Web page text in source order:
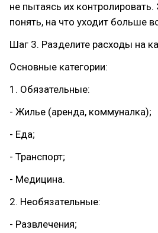
не пытаясь их
понять, на что уходит больше
Шаг 3. Разделите расходы на
Основные категории:
1. Обязательные:
- Жилье (аренда, коммуналка);
- Еда;
- Транспорт;
- Медицина.
2. Необязательные:
- Развлечения;